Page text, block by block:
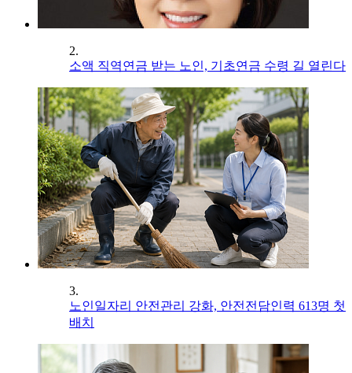
2.
소액 직역연금 받는 노인, 기초연금 수령 길 열린다
3.
노인일자리 안전관리 강화, 안전전담인력 613명 첫
배치